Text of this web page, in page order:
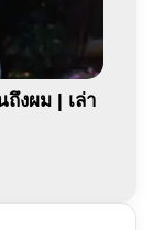
งผม | เล่า